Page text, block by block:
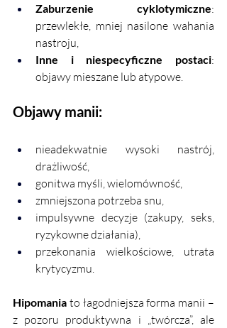
Zaburzenie cyklotymiczne:
przewlekłe, mniej nasilone wahania
nastroju,
Inne i niespecyficzne postaci:
objawy mieszane lub atypowe.
Objawy manii:
nieadekwatnie wysoki nastrój,
drażliwość,
gonitwa myśli, wielomówność,
zmniejszona potrzeba snu,
impulsywne decyzje (zakupy, seks,
ryzykowne działania),
przekonania wielkościowe, utrata
krytycyzmu.
Hipomania to łagodniejsza forma manii –
z pozoru produktywna i „twórcza”, ale